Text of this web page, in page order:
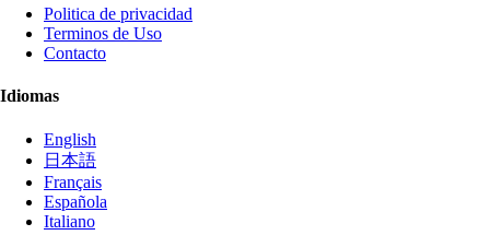
Politica de privacidad
Terminos de Uso
Contacto
Idiomas
English
日本語
Français
Española
Italiano